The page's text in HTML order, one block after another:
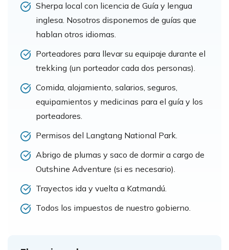
Sherpa local con licencia de Guía y lengua
inglesa. Nosotros disponemos de guías que
hablan otros idiomas.
Porteadores para llevar su equipaje durante el
trekking (un porteador cada dos personas).
Comida, alojamiento, salarios, seguros,
equipamientos y medicinas para el guía y los
porteadores.
Permisos del Langtang National Park.
Abrigo de plumas y saco de dormir a cargo de
Outshine Adventure (si es necesario).
Trayectos ida y vuelta a Katmandú.
Todos los impuestos de nuestro gobierno.